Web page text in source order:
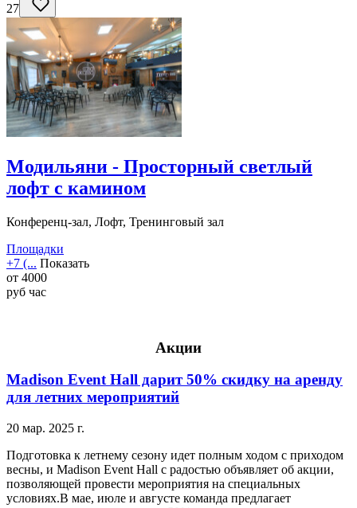
27
Модильяни - Просторный светлый
лофт с камином
Конференц-зал, Лофт, Тренинговый зал
Площадки
+7 (... Показать
от 4000
руб час
Акции
Madison Event Hall дарит 50% скидку на аренду
для летних мероприятий
20 мар. 2025 г.
Подготовка к летнему сезону идет полным ходом с приходом
весны, и Madison Event Hall с радостью объявляет об акции,
позволяющей провести мероприятия на специальных
условиях.В мае, июле и августе команда предлагает